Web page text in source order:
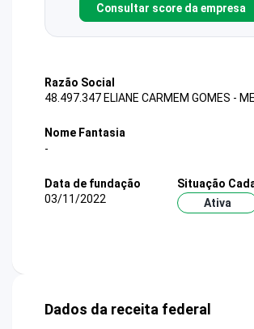
Consultar score da empresa
Razão Social
48.497.347 ELIANE CARMEM GOMES - ME
Nome Fantasia
-
Data de fundação
03/11/2022
Situação
Ativa
Dados da receita federal